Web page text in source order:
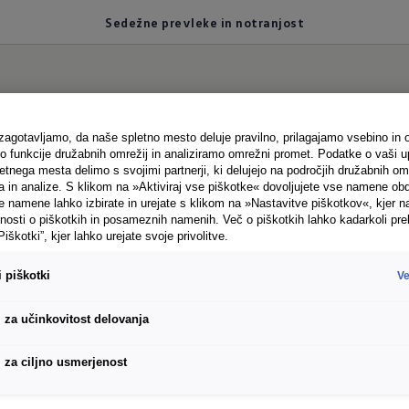
Sedežne prevleke in notranjost
in trajnostne
počutili. Naši notranji oblikovalci so namreč
seboj. Odkrijte živahno in dinamično barvno
lahko izdelane iz recikliranih materialov.
in njegovim ekvivalentom v črni barvi ter
željam.
da naše spletno mesto deluje pravilno, prilagajamo vsebino in
funkcije družabnih omrežij in analiziramo omrežni promet. Podatke o vaši
mesta delimo s svojimi partnerji, ki delujejo na področjih družabnih
in analize. S klikom na »Aktiviraj vse piškotke« dovoljujete vse namene
namene lahko izbirate in urejate s klikom na »Nastavitve piškotkov«, kjer
o piškotkih in posameznih namenih. Več o piškotkih lahko kadarkoli
kjer lahko urejate svoje privolitve.
piškotki
za učinkovitost delovanja
za ciljno usmerjenost